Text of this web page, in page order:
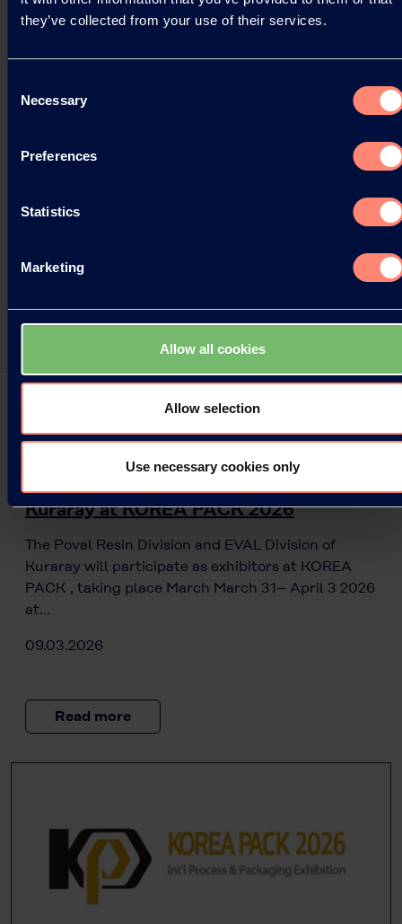
they’ve collected from your use of their services.
Selection
Necessary
Preferences
Statistics
Marketing
Allow all cookies
Allow selection
Use necessary cookies only
Press Releases
Kuraray at KOREA PACK 2026
The Poval Resin Division and EVAL Division of
Kuraray will participate as exhibitors at KOREA
PACK , taking place March March 31– April 3 2026
at…
09.03.2026
Read more